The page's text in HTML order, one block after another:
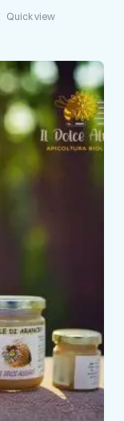
Quick view